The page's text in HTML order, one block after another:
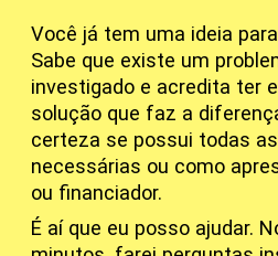
Você já tem uma ideia
Sabe que existe um
investigado e acredita ter
solução que faz a
certeza se possui todas
necessárias ou como
ou financiador.
É aí que eu posso ajudar.